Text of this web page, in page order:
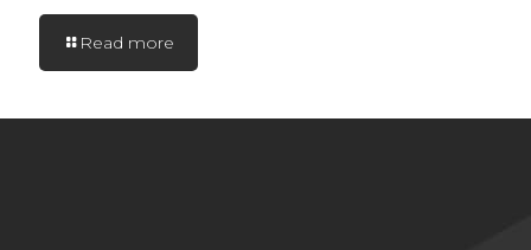
Read more